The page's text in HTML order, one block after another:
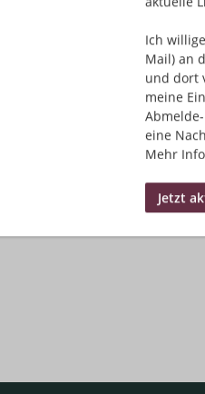
Ich
Mail) an
und dort
meine
eine
Mehr